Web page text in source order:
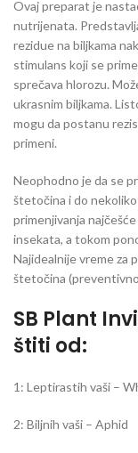
Ovaj preparat je
nutrijenata.
rezidue na biljkama
stimulans koji se
sprečava hlorozu.
ukrasnim biljkama.
mogu da postanu
primeni.
Neophodno je da se
štetočina i do
primenjivanja
insekata, a tokom
Najidealnije vreme za
štetočina
SB Plant
štiti od:
1: Leptirastih vaši –
2: Biljnih vaši – Aphid